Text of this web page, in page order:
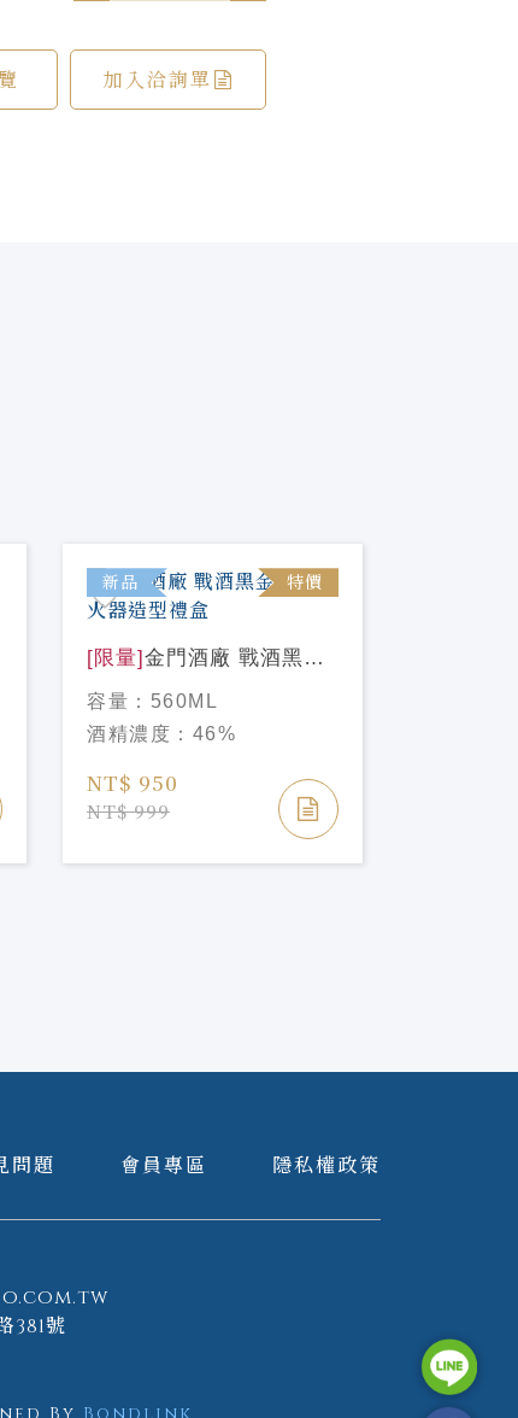
加入洽詢單
新品 特價
[限量] 金門酒廠 戰酒黑金
龍 滅火器造型禮盒
容量： 560ML
酒精濃度： 46%
NT$ 950
NT$ 999
問題 會員專區 隱私權政策
381號